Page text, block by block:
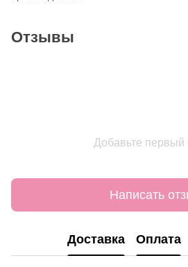
Отзывы
Добавьте первый
Написать
Доставка Оплата